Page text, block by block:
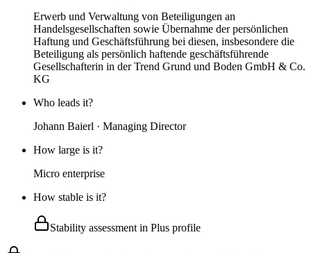
Erwerb und Verwaltung von Beteiligungen an
Handelsgesellschaften sowie Übernahme der persönlichen
Haftung und Geschäftsführung bei diesen, insbesondere die
Beteiligung als persönlich haftende geschäftsführende
Gesellschafterin in der Trend Grund und Boden GmbH & Co.
KG
Who leads it?
Johann Baierl · Managing Director
How large is it?
Micro enterprise
How stable is it?
Stability assessment in Plus profile